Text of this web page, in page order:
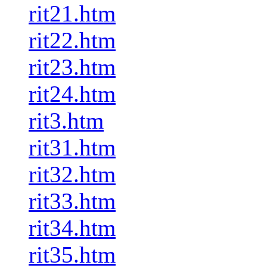
rit21.htm
rit22.htm
rit23.htm
rit24.htm
rit3.htm
rit31.htm
rit32.htm
rit33.htm
rit34.htm
rit35.htm